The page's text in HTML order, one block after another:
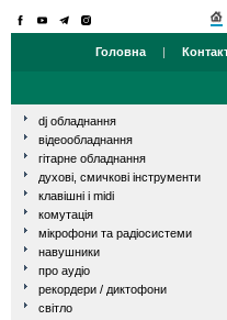
Головна |
dj обладнання
відеообладнання
гітарне обладнання
духові, смичкові інструменти
клавішні і midi
комутація
мікрофони та радіосистеми
навушники
про аудіо
рекордери / диктофони
світло